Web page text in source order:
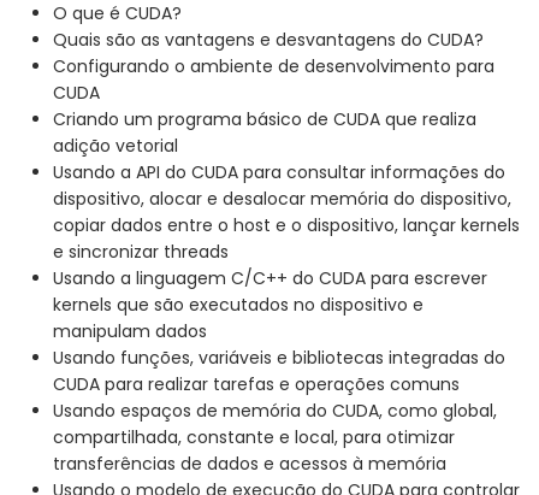
O que é CUDA?
Quais são as vantagens e desvantagens do CUDA?
Configurando o ambiente de desenvolvimento para
CUDA
Criando um programa básico de CUDA que realiza
adição vetorial
Usando a API do CUDA para consultar informações do
dispositivo, alocar e desalocar memória do dispositivo,
copiar dados entre o host e o dispositivo, lançar kernels
e sincronizar threads
Usando a linguagem C/C++ do CUDA para escrever
kernels que são executados no dispositivo e
manipulam dados
Usando funções, variáveis e bibliotecas integradas do
CUDA para realizar tarefas e operações comuns
Usando espaços de memória do CUDA, como global,
compartilhada, constante e local, para otimizar
transferências de dados e acessos à memória